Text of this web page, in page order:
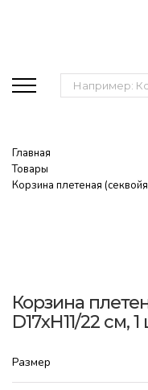
Поиск:
Главная
Товары
Корзина плетеная
Корзина
D17хН11/22 см,
Размер